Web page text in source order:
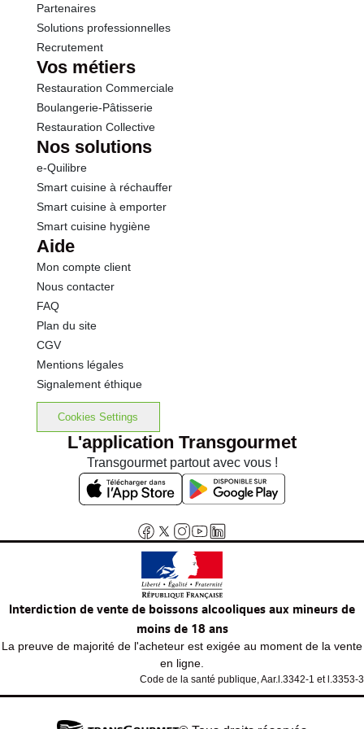
Partenaires
Solutions professionnelles
Recrutement
Vos métiers
Restauration Commerciale
Boulangerie-Pâtisserie
Restauration Collective
Nos solutions
e-Quilibre
Smart cuisine à réchauffer
Smart cuisine à emporter
Smart cuisine hygiène
Aide
Mon compte client
Nous contacter
FAQ
Plan du site
CGV
Mentions légales
Signalement éthique
Cookies Settings
L'application Transgourmet
Transgourmet partout avec vous !
Interdiction de vente de boissons alcooliques aux mineurs de
moins de 18 ans
La preuve de majorité de l'acheteur est exigée au moment de la vente
en ligne.
Code de la santé publique, Aar.l.3342-1 et l.3353-3